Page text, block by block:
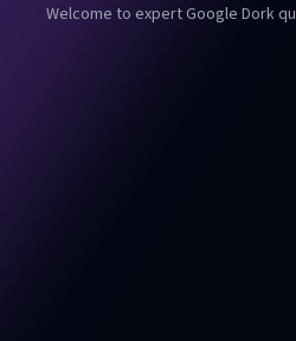
Welcome to expert Google Dork